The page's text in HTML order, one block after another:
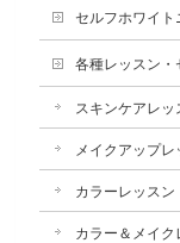
セルフホワイト
各種レッスン・
スキンケアレッ
メイクアップレ
カラーレッスン
カラー＆メイク